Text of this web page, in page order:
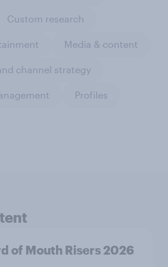
Custom research
Media & content
channel strategy
Profiles
of Mouth Risers 2026